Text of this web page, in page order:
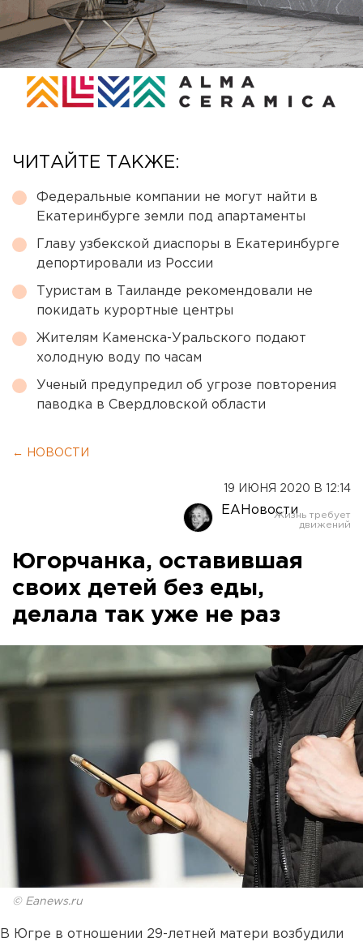
ЧИТАЙТЕ ТАКЖЕ:
Федеральные компании не могут найти в
Екатеринбурге земли под апартаменты
Главу узбекской диаспоры в Екатеринбурге
депортировали из России
Туристам в Таиланде рекомендовали не
покидать курортные центры
Жителям Каменска-Уральского подают
холодную воду по часам
Ученый предупредил об угрозе повторения
паводка в Свердловской области
← НОВОСТИ
19 ИЮНЯ 2020 В 12:14
ЕАНовости
Югорчанка, оставившая
своих детей без еды,
делала так уже не раз
© Eanews.ru
В Югре в отношении 29-летней матери возбудили